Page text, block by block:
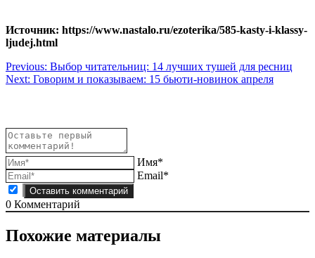
Источник: https://www.nastalo.ru/ezoterika/585-kasty-i-klassy-
ljudej.html
Навигация
по
Previous: Выбор читательниц: 14 лучших тушей для ресниц
Next: Говорим и показываем: 15 бьюти-новинок апреля
Имя*
Email*
0 Комментарий
Похожие материалы